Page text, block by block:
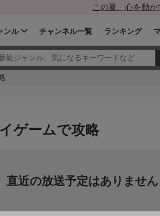
この夏、心を動
ンル チャンネル一覧 ランキング
ゲームで攻略
直近の放送予定はありません